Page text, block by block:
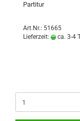
Partitur
Art.Nr.: 51665
Lieferzeit:
ca. 3-4